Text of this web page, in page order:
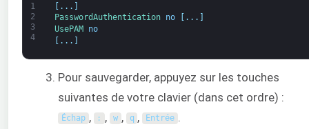
1
2
3
4
[ . . . ]
PasswordAuthentication no . . .
UsePAM
no
. . .
Pour sauvegarder, appuyez sur les touches
suivantes de votre clavier (dans cet ordre) :
Échap , : , w , q , Entrée .